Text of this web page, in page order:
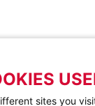
sites you